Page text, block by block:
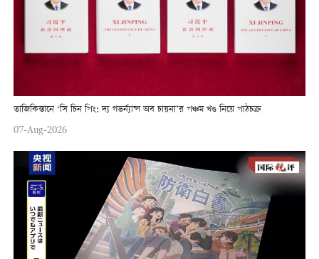
তাজিকিস্তানে ‘সি চিন পিং: দ্য গভর্ন্যান্স অব চায়না’র পঞ্চম খণ্ড নিয়ে পাঠচক্র
07-Aug-2026